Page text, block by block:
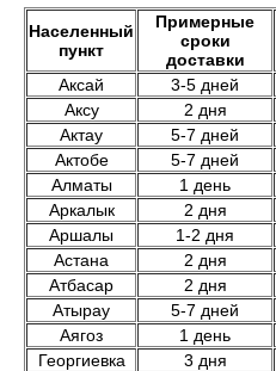
Населенный
пункт
Примерные
сроки
доставки
Аксай
3-5 дней
Аксу
2 дня
Актау
5-7 дней
Актобе
5-7 дней
Алматы
1 день
Аркалык
2 дня
Аршалы
1-2 дня
Астана
2 дня
Атбасар
2 дня
Атырау
5-7 дней
Аягоз
1 день
Георгиевка
3 дня